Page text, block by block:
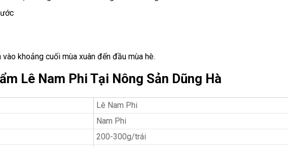
khoảng cuối mùa xuân đến đầu mùa hè.
Lê Nam Phi Tại Nông Sản Dũng Hà
Lê Nam Phi
Nam Phi
200-300g/trái